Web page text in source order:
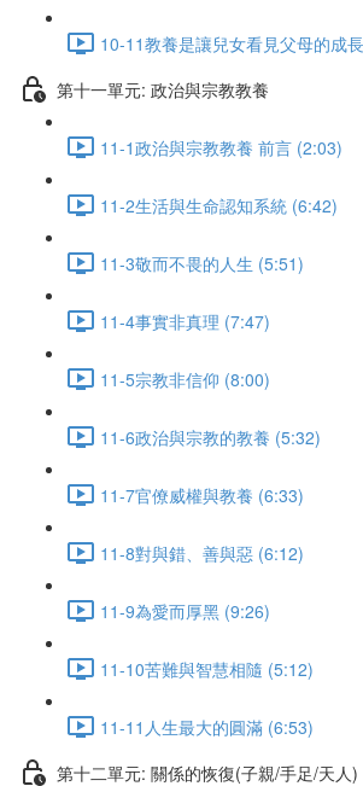
10-11教養是讓兒女看見父母的成
第十一單元: 政治與宗教教養
11-1政治與宗教教養 前言 (2:03)
11-2生活與生命認知系統 (6:42)
11-3敬而不畏的人生 (5:51)
11-4事實非真理 (7:47)
11-5宗教非信仰 (8:00)
11-6政治與宗教的教養 (5:32)
11-7官僚威權與教養 (6:33)
11-8對與錯、善與惡 (6:12)
11-9為愛而厚黑 (9:26)
11-10苦難與智慧相隨 (5:12)
11-11人生最大的圓滿 (6:53)
第十二單元: 關係的恢復(子親/手足/天人)